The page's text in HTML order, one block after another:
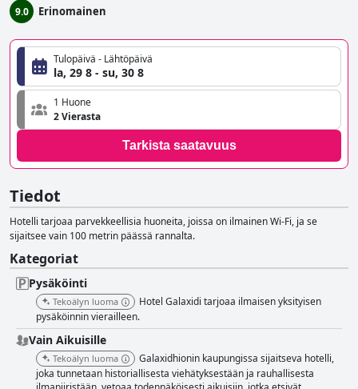
9.0 Erinomainen
Tulopäivä - Lähtöpäivä
la, 29 8 - su, 30 8
1 Huone
2 Vierasta
Tarkista saatavuus
Tiedot
Hotelli tarjoaa parvekkeellisia huoneita, joissa on ilmainen Wi-Fi, ja se
sijaitsee vain 100 metrin päässä rannalta.
Kategoriat
Pysäköinti
Tekoälyn luoma
Hotel Galaxidi tarjoaa ilmaisen yksityisen
pysäköinnin vierailleen.
Vain Aikuisille
Tekoälyn luoma
Galaxidhionin kaupungissa sijaitseva hotelli,
joka tunnetaan historiallisesta viehätyksestään ja rauhallisesta